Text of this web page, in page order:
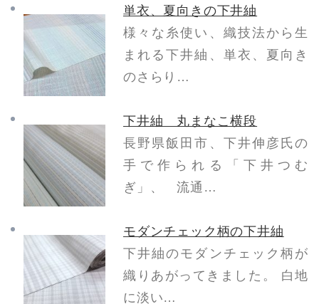
単衣、夏向きの下井紬
様々な糸使い、織技法から生
まれる下井紬、単衣、夏向き
のさらり…
下井紬 丸まなこ横段
長野県飯田市、下井伸彦氏の
手で作られる「下井つむ
ぎ」、 流通…
モダンチェック柄の下井紬
下井紬のモダンチェック柄が
織りあがってきました。 白地
に淡い…